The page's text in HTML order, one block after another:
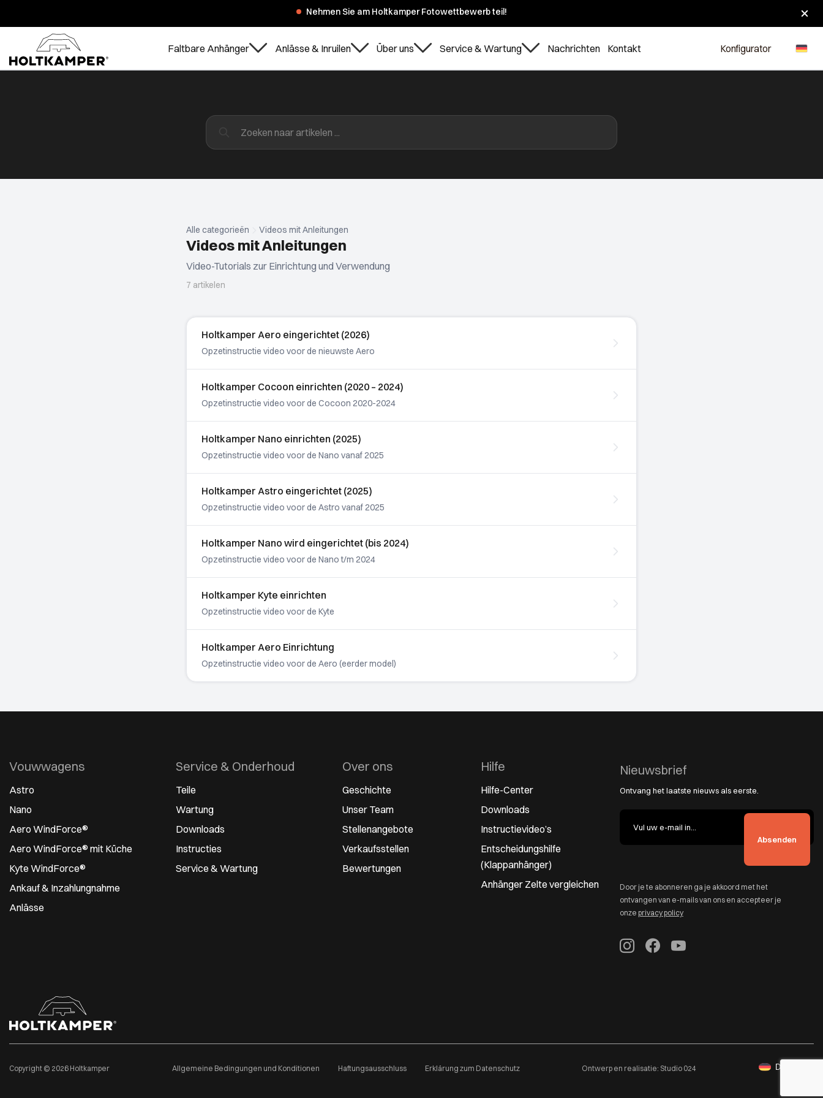
Nehmen Sie am Holtkamper Fotowettbewerb teil!
Faltbare Anhänger Anlässe & Inruilen Über uns Service & Wartung Nachrichten Kontakt Konfigurator
Alle categorieën Videos mit Anleitungen
Videos mit Anleitungen
Video-Tutorials zur Einrichtung und Verwendung
7 artikelen
Holtkamper Aero eingerichtet (2026)
Opzetinstructie video voor de nieuwste Aero
Holtkamper Cocoon einrichten (2020 – 2024)
Opzetinstructie video voor de Cocoon 2020-2024
Holtkamper Nano einrichten (2025)
Opzetinstructie video voor de Nano vanaf 2025
Holtkamper Astro eingerichtet (2025)
Opzetinstructie video voor de Astro vanaf 2025
Holtkamper Nano wird eingerichtet (bis 2024)
Opzetinstructie video voor de Nano t/m 2024
Holtkamper Kyte einrichten
Opzetinstructie video voor de Kyte
Holtkamper Aero Einrichtung
Opzetinstructie video voor de Aero (eerder model)
Vouwwagens
Astro
Nano
Aero WindForce®
Aero WindForce® mit Küche
Kyte WindForce®
Ankauf & Inzahlungnahme
Anlässe
Service & Onderhoud
Teile
Wartung
Downloads
Instructies
Service & Wartung
Over ons
Geschichte
Unser Team
Stellenangebote
Verkaufsstellen
Bewertungen
Hilfe
Hilfe-Center
Downloads
Instructievideo’s
Entscheidungshilfe
(Klappanhänger)
Anhänger Zelte vergleichen
Nieuwsbrief
Ontvang het laatste nieuws als eerste.
Door je te abonneren ga je akkoord met het
ontvangen van e-mails van ons en accepteer je
onze privacy policy
Copyright © 2026 Holtkamper Allgemeine Bedingungen und Konditionen Haftungsausschluss Erklärung zum Datenschutz Ontwerp en realisatie: Studio 024 Deutsch